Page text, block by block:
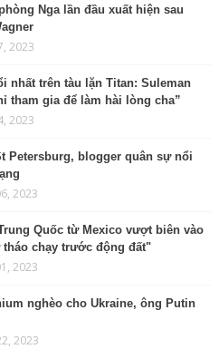
Nga lần đầu xuất hiện sau
2023
nhất trên tàu lặn Titan: Suleman
tham gia để làm hài lòng cha”
2023
Petersburg, blogger quân sự nổi
2023
Quốc từ Mexico vượt biên vào
chạy trước động đất"
2023
nghèo cho Ukraine, ông Putin
2023